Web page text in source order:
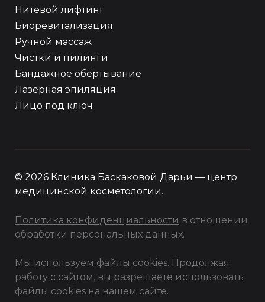
Нитевой лифтинг
Биоревитализация
Ручной массаж
Чистки и пилинги
Бандажное обёртывание
Лазерная эпиляция
Лицо под ключ
© 2026 Клиника Баскаковой Дарьи — центр
медицинской косметологии.
Политика конфиденциальности в отношении
обработки персональных данных.
Мы используем файлы cookies. Продолжая
работу с сайтом, вы разрешаете использовать
файлы cookies на нашем сайте.